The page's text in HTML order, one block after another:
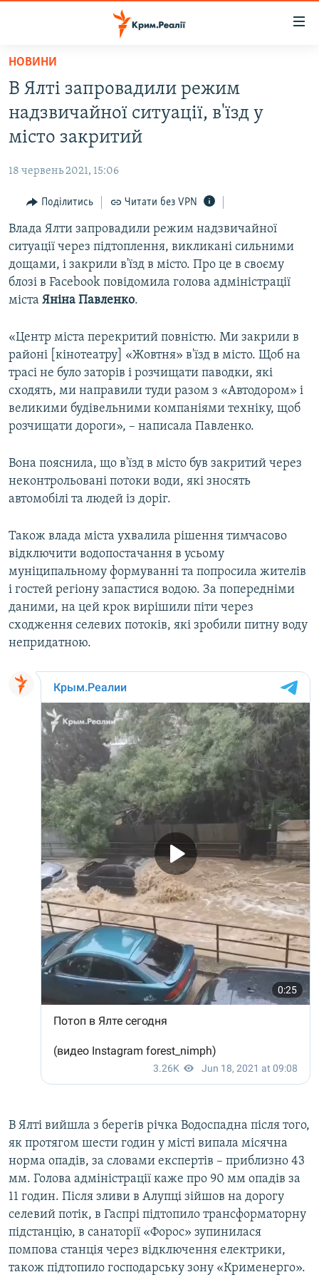
Перейти
основного
матеріалу
Перейти
до
основної
навігації
Перейти
пошуку
ВІДЕО ТА ФОТО
БЛОГИ
ПОГЛЯД
ІНТЕРВ'Ю
ВСЕ ЗА ДЕНЬ
СПЕЦПРОЕКТИ
ДЕПОРТАЦІЯ
ВІДЕОУРОКИ «ELIFBE»
СВІДЧЕННЯ ОКУПАЦІЇ
ІНФОГРАФІКА
ЯК ОБІЙТИ БЛОКУВАННЯ
Русский
Qırımtatar
ДОЛУЧАЙСЯ!
Усі сайти RFE/RL
НОВИНИ
В Ялті запровадили режим
надзвичайної ситуації, в'їзд у
місто закритий
18 червень 2021, 15:06
Поділитись Читати без VPN
Влада Ялти запровадили режим надзвичайної
ситуації через підтоплення, викликані сильними
дощами, і закрили в'їзд в місто. Про це в своєму
блозі в Facebook повідомила голова адміністрації
міста Яніна Павленко.
«Центр міста перекритий повністю. Ми закрили в
районі [кінотеатру] «Жовтня» в'їзд в місто. Щоб на
трасі не було заторів і розчищати паводки, які
сходять, ми направили туди разом з «Автодором» і
великими будівельними компаніями техніку, щоб
розчищати дороги», – написала Павленко.
Вона пояснила, що в'їзд в місто був закритий через
неконтрольовані потоки води, які зносять
автомобілі та людей із доріг.
Також влада міста ухвалила рішення тимчасово
відключити водопостачання в усьому
муніципальному формуванні та попросила жителів
і гостей регіону запастися водою. За попередніми
даними, на цей крок вирішили піти через
сходження селевих потоків, які зробили питну воду
непридатною.
В Ялті вийшла з берегів річка Водоспадна після того,
як протягом шести годин у місті випала місячна
норма опадів, за словами експертів – приблизно 43
мм. Голова адміністрації каже про 90 мм опадів за
11 годин. Після зливи в Алупці зійшов на дорогу
селевий потік, в Гаспрі підтопило трансформаторну
підстанцію, в санаторії «Форос» зупинилася
помпова станція через відключення електрики,
також підтопило господарську зону «Крименерго».